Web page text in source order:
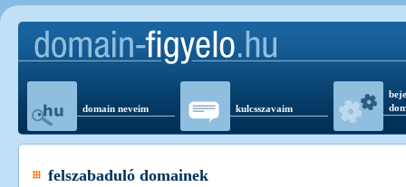
domain neveim kulcsszavaim
felszabaduló domainek